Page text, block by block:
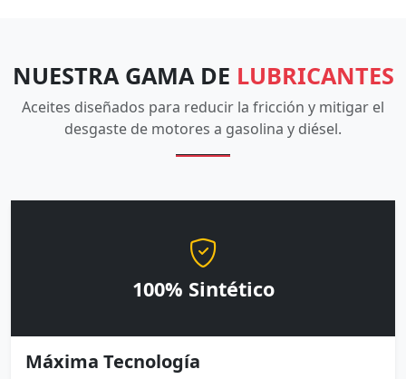
NUESTRA GAMA DE LUBRICANTES
Aceites diseñados para reducir la fricción y mitigar el
desgaste de motores a gasolina y diésel.
100% Sintético
Máxima Tecnología